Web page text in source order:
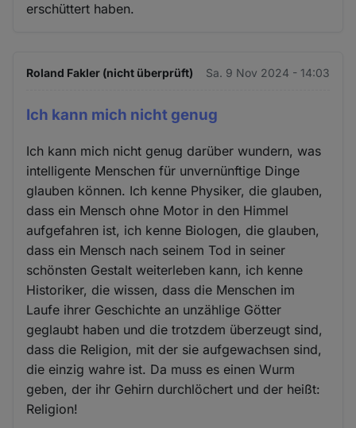
erschüttert haben.
Roland Fakler (nicht überprüft) Sa. 9 Nov 2024 - 14:03
Ich kann mich nicht genug
Ich kann mich nicht genug darüber wundern, was
intelligente Menschen für unvernünftige Dinge
glauben können. Ich kenne Physiker, die glauben,
dass ein Mensch ohne Motor in den Himmel
aufgefahren ist, ich kenne Biologen, die glauben,
dass ein Mensch nach seinem Tod in seiner
schönsten Gestalt weiterleben kann, ich kenne
Historiker, die wissen, dass die Menschen im
Laufe ihrer Geschichte an unzählige Götter
geglaubt haben und die trotzdem überzeugt sind,
dass die Religion, mit der sie aufgewachsen sind,
die einzig wahre ist. Da muss es einen Wurm
geben, der ihr Gehirn durchlöchert und der heißt:
Religion!
und